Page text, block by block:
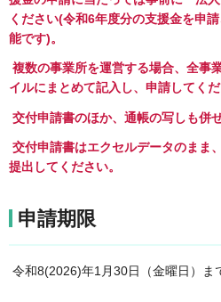
ください(令和6年度分の支援金を申
能です)。
複数の事業所を運営する場合、全事
イルにまとめて記入し、申請してくだ
交付申請書のほか、通帳の写しも併
交付申請書はエクセルデータのまま
提出してください。
申請期限
令和8(2026)年1月30日（金曜日）ま